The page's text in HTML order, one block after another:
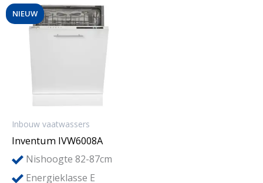
NIEUW
Inbouw vaatwassers
Inventum IVW6008A
Nishoogte 82-87cm
Energieklasse E